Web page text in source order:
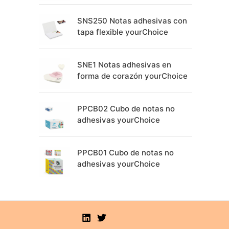
SNS250 Notas adhesivas con
tapa flexible yourChoice
SNE1 Notas adhesivas en
forma de corazón yourChoice
PPCB02 Cubo de notas no
adhesivas yourChoice
PPCB01 Cubo de notas no
adhesivas yourChoice